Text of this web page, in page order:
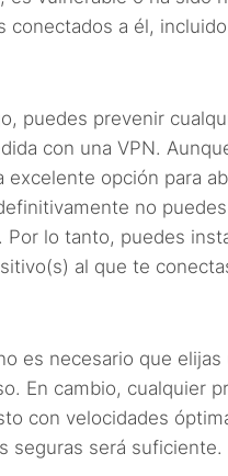
conectados a él,
puedes prevenir
con una VPN.
excelente opción para
no
Por lo tanto, puedes
al que te
es necesario que elijas
En cambio, cualquier
con velocidades
seguras será suficiente.